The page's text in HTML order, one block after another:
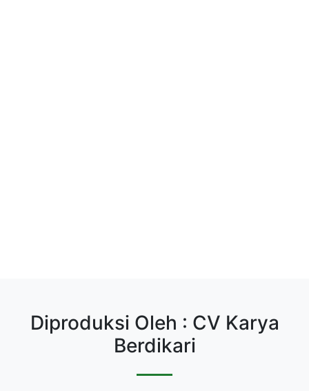
Diproduksi Oleh : CV Karya
Berdikari